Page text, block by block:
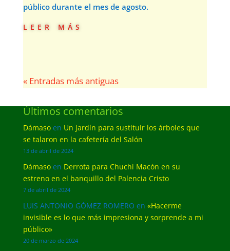
público durante el mes de agosto.
leer más
« Entradas más antiguas
Últimos comentarios
Dámasoen Un jardín para sustituir los árboles que
se talaron en la cafetería del Salón
13 de abril de 2024
Dámasoen Derrota para Chuchi Macón en su
estreno en el banquillo del Palencia Cristo
7 de abril de 2024
LUIS ANTONIO GÓMEZ ROMERO en «Hacerme
invisible es lo que más impresiona y sorprende a mi
público»
20 de marzo de 2024